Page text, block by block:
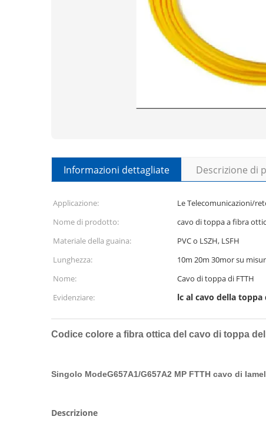
Informazioni dettagliate Descrizione di
Applicazione: Le Telecomunicazioni/
Nome di prodotto:
cavo di toppa a fibra
Materiale della guaina:
PVC o LSZH, LSFH
Lunghezza:
10m 20m 30mor su
Nome:
Cavo di toppa di FTTH
Evidenziare:
lc al cavo della
Codice colore a fibra ottica del cavo di toppa
Singolo ModeG657A1/G657A2 MP FTTH cavo di
Descrizione